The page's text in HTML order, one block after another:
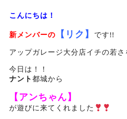
こんにちは！
新メンバーの 【リク】
です!!
アップガレージ大分店イチの若
今日は！！
ナント 都城から
【アンちゃん】
が遊びに来てくれました